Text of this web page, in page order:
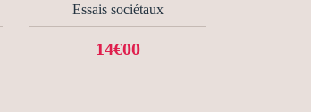
Essais sociétaux
14€00